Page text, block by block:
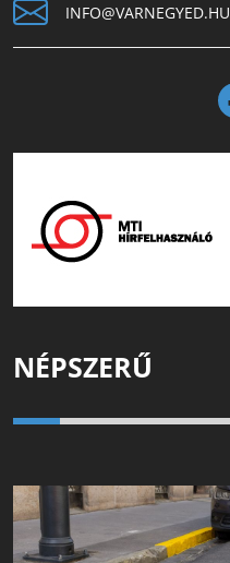
INFO@VARNEGYED.HU
NÉPSZERŰ